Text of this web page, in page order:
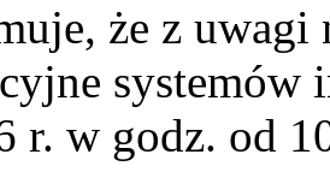
że z uwagi
r. w godz. od